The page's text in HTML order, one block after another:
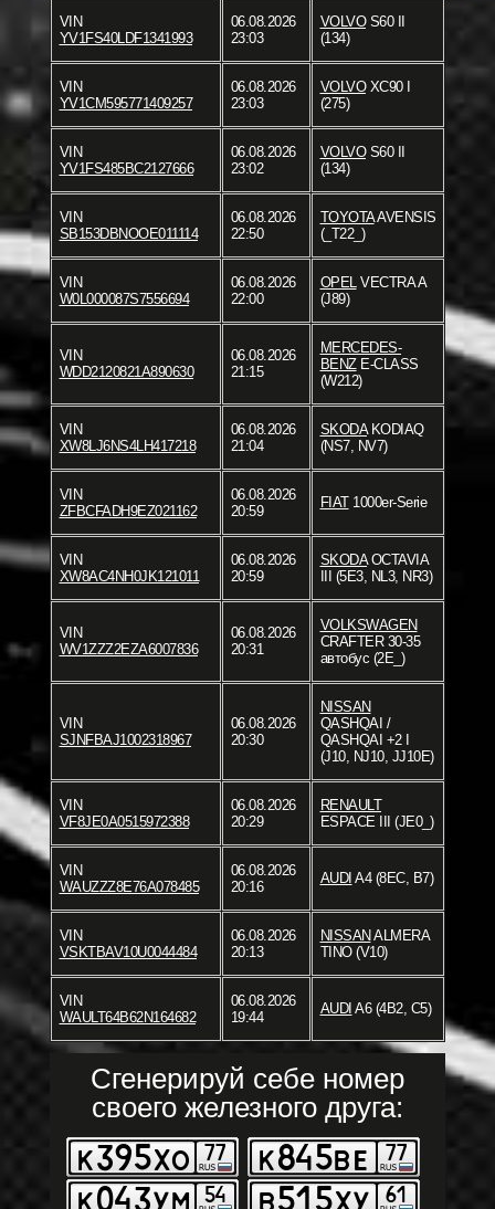
VIN
YV1FS40LDF1341993
06.08.2026
23:03
VOLVOS60 II
(134)
VIN
YV1CM595771409257
06.08.2026
23:03
VOLVOXC90 I
(275)
VIN
YV1FS485BC2127666
06.08.2026
23:02
VOLVOS60 II
(134)
VIN
SB153DBNOOE011114
06.08.2026
22:50
TOYOTAAVENSIS
(_T22_)
VIN
W0L000087S7556694
06.08.2026
22:00
OPEL
VECTRA A
(J89)
VIN
WDD2120821A890630
06.08.2026
21:15
MERCEDES-
BENZE-CLASS
(W212)
VIN
XW8LJ6NS4LH417218
06.08.2026
21:04
SKODAKODIAQ
(NS7, NV7)
VIN
ZFBCFADH9EZ021162
06.08.2026
20:59
FIAT1000er-Serie
VIN
XW8AC4NH0JK121011
06.08.2026
20:59
SKODAOCTAVIA
III (5E3, NL3, NR3)
VIN
WV1ZZZ2EZA6007836
06.08.2026
20:31
VOLKSWAGEN
CRAFTER 30-35
автобус (2E_)
VIN
SJNFBAJ1002318967
06.08.2026
20:30
NISSAN
QASHQAI /
QASHQAI +2 I
(J10, NJ10, JJ10E)
VIN
VF8JE0A0515972388
06.08.2026
20:29
RENAULT
ESPACE III (JE0_)
VIN
WAUZZZ8E76A078485
06.08.2026
20:16
AUDI A4 (8EC, B7)
VIN
VSKTBAV10U0044484
06.08.2026
20:13
NISSAN ALMERA
TINO (V10)
VIN
WAULT64B62N164682
06.08.2026
19:44
AUDI A6 (4B2, C5)
Сгенерируй себе номер
своего железного друга: